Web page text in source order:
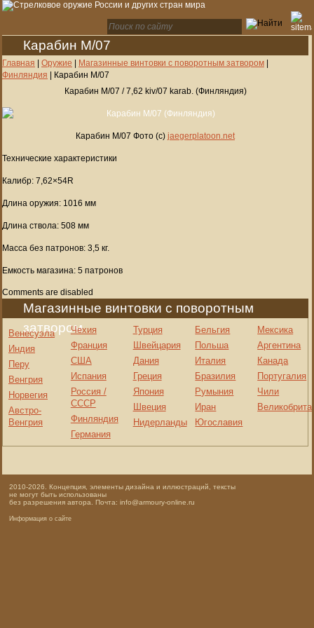
Карабин M/07
Главная Оружие Магазинные винтовки с поворотным затвором
Финляндия
Карабин M/07
Карабин M/07 / 7,62 kiv/07 karab. (Финляндия)
Карабин M/07 Фото (c) jaegerplatoon.net
Технические характеристики
Калибр: 7,62×54R
Длина оружия: 1016 мм
Длина ствола: 508 мм
Масса без патронов: 3,5 кг.
Емкость магазина: 5 патронов
Comments are disabled
Магазинные винтовки с поворотным
затвором
Венесуэла
Индия
Перу
Венгрия
Норвегия
Австро-
Венгрия
Чехия
Франция
США
Испания
Россия /
СССР
Финляндия
Германия
Турция
Швейцария
Дания
Греция
Япония
Швеция
Нидерланды
Бельгия
Польша
Италия
Бразилия
Румыния
Иран
Югославия
Мексика
Аргентина
Канада
Португалия
Чили
2010-2026. Концепция, элементы дизайна и иллюстраций, тексты
не могут быть использованы
без разрешения автора. Почта: info@armoury-online.ru
Информация о сайте